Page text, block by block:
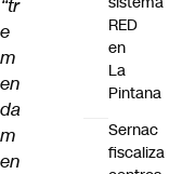
“tr
e
m
en
da
m
en
RED
en
La
Pintana
Sernac
fiscaliza